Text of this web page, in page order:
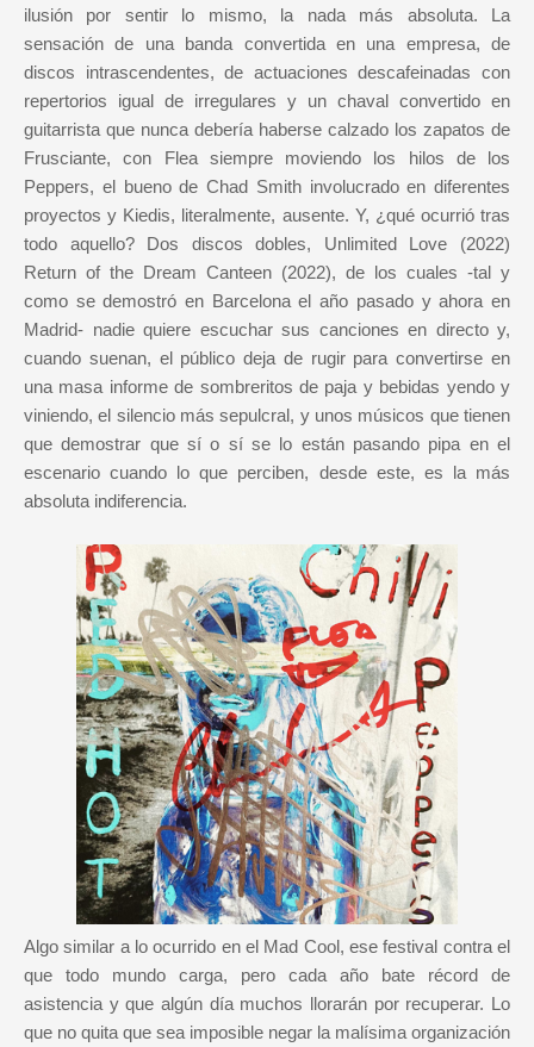
ilusión por sentir lo mismo, la nada más absoluta. La
sensación de una banda convertida en una empresa, de
discos intrascendentes, de actuaciones descafeinadas con
repertorios igual de irregulares y un chaval convertido en
guitarrista que nunca debería haberse calzado los zapatos de
Frusciante, con Flea siempre moviendo los hilos de los
Peppers, el bueno de Chad Smith involucrado en diferentes
proyectos y Kiedis, literalmente, ausente. Y, ¿qué ocurrió tras
todo aquello? Dos discos dobles, Unlimited Love (2022)
Return of the Dream Canteen (2022), de los cuales -tal y
como se demostró en Barcelona el año pasado y ahora en
Madrid- nadie quiere escuchar sus canciones en directo y,
cuando suenan, el público deja de rugir para convertirse en
una masa informe de sombreritos de paja y bebidas yendo y
viniendo, el silencio más sepulcral, y unos músicos que tienen
que demostrar que sí o sí se lo están pasando pipa en el
escenario cuando lo que perciben, desde este, es la más
absoluta indiferencia.
Algo similar a lo ocurrido en el Mad Cool, ese festival contra el
que todo mundo carga, pero cada año bate récord de
asistencia y que algún día muchos llorarán por recuperar. Lo
que no quita que sea imposible negar la malísima organización